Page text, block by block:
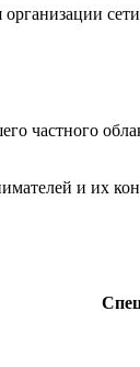
частного
и их